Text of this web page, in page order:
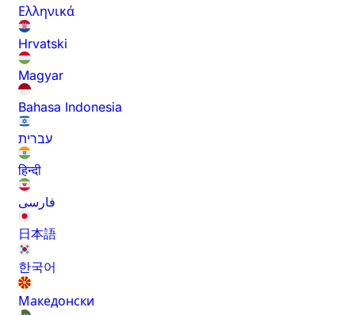
Ελληνικά
Hrvatski
Magyar
Bahasa Indonesia
עברית
हिन्दी
فارسی
日本語
한국어
Македонски